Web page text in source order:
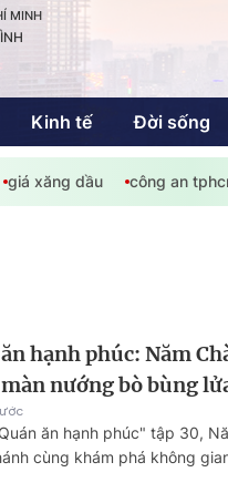
MINH
Kinh tế Đời sống
Văn hóa - Giải trí
Thế giới
Phóng sự
giá xăng dầu công an
hạnh phúc: Năm
nướng bò bùng
ăn hạnh phúc" tập 30,
cùng khám phá không